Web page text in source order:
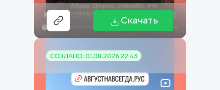
Скачать
СОЗДАНО: 01.08.2026 22:43